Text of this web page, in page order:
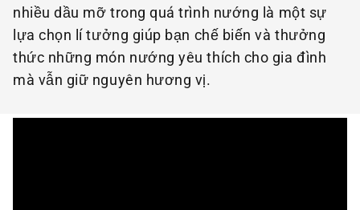
nhiều dầu mỡ trong quá trình nướng là một sự
lựa chọn lí tưởng giúp bạn chế biến và thưởng
thức những món nướng yêu thích cho gia đình
mà vẫn giữ nguyên hương vị.